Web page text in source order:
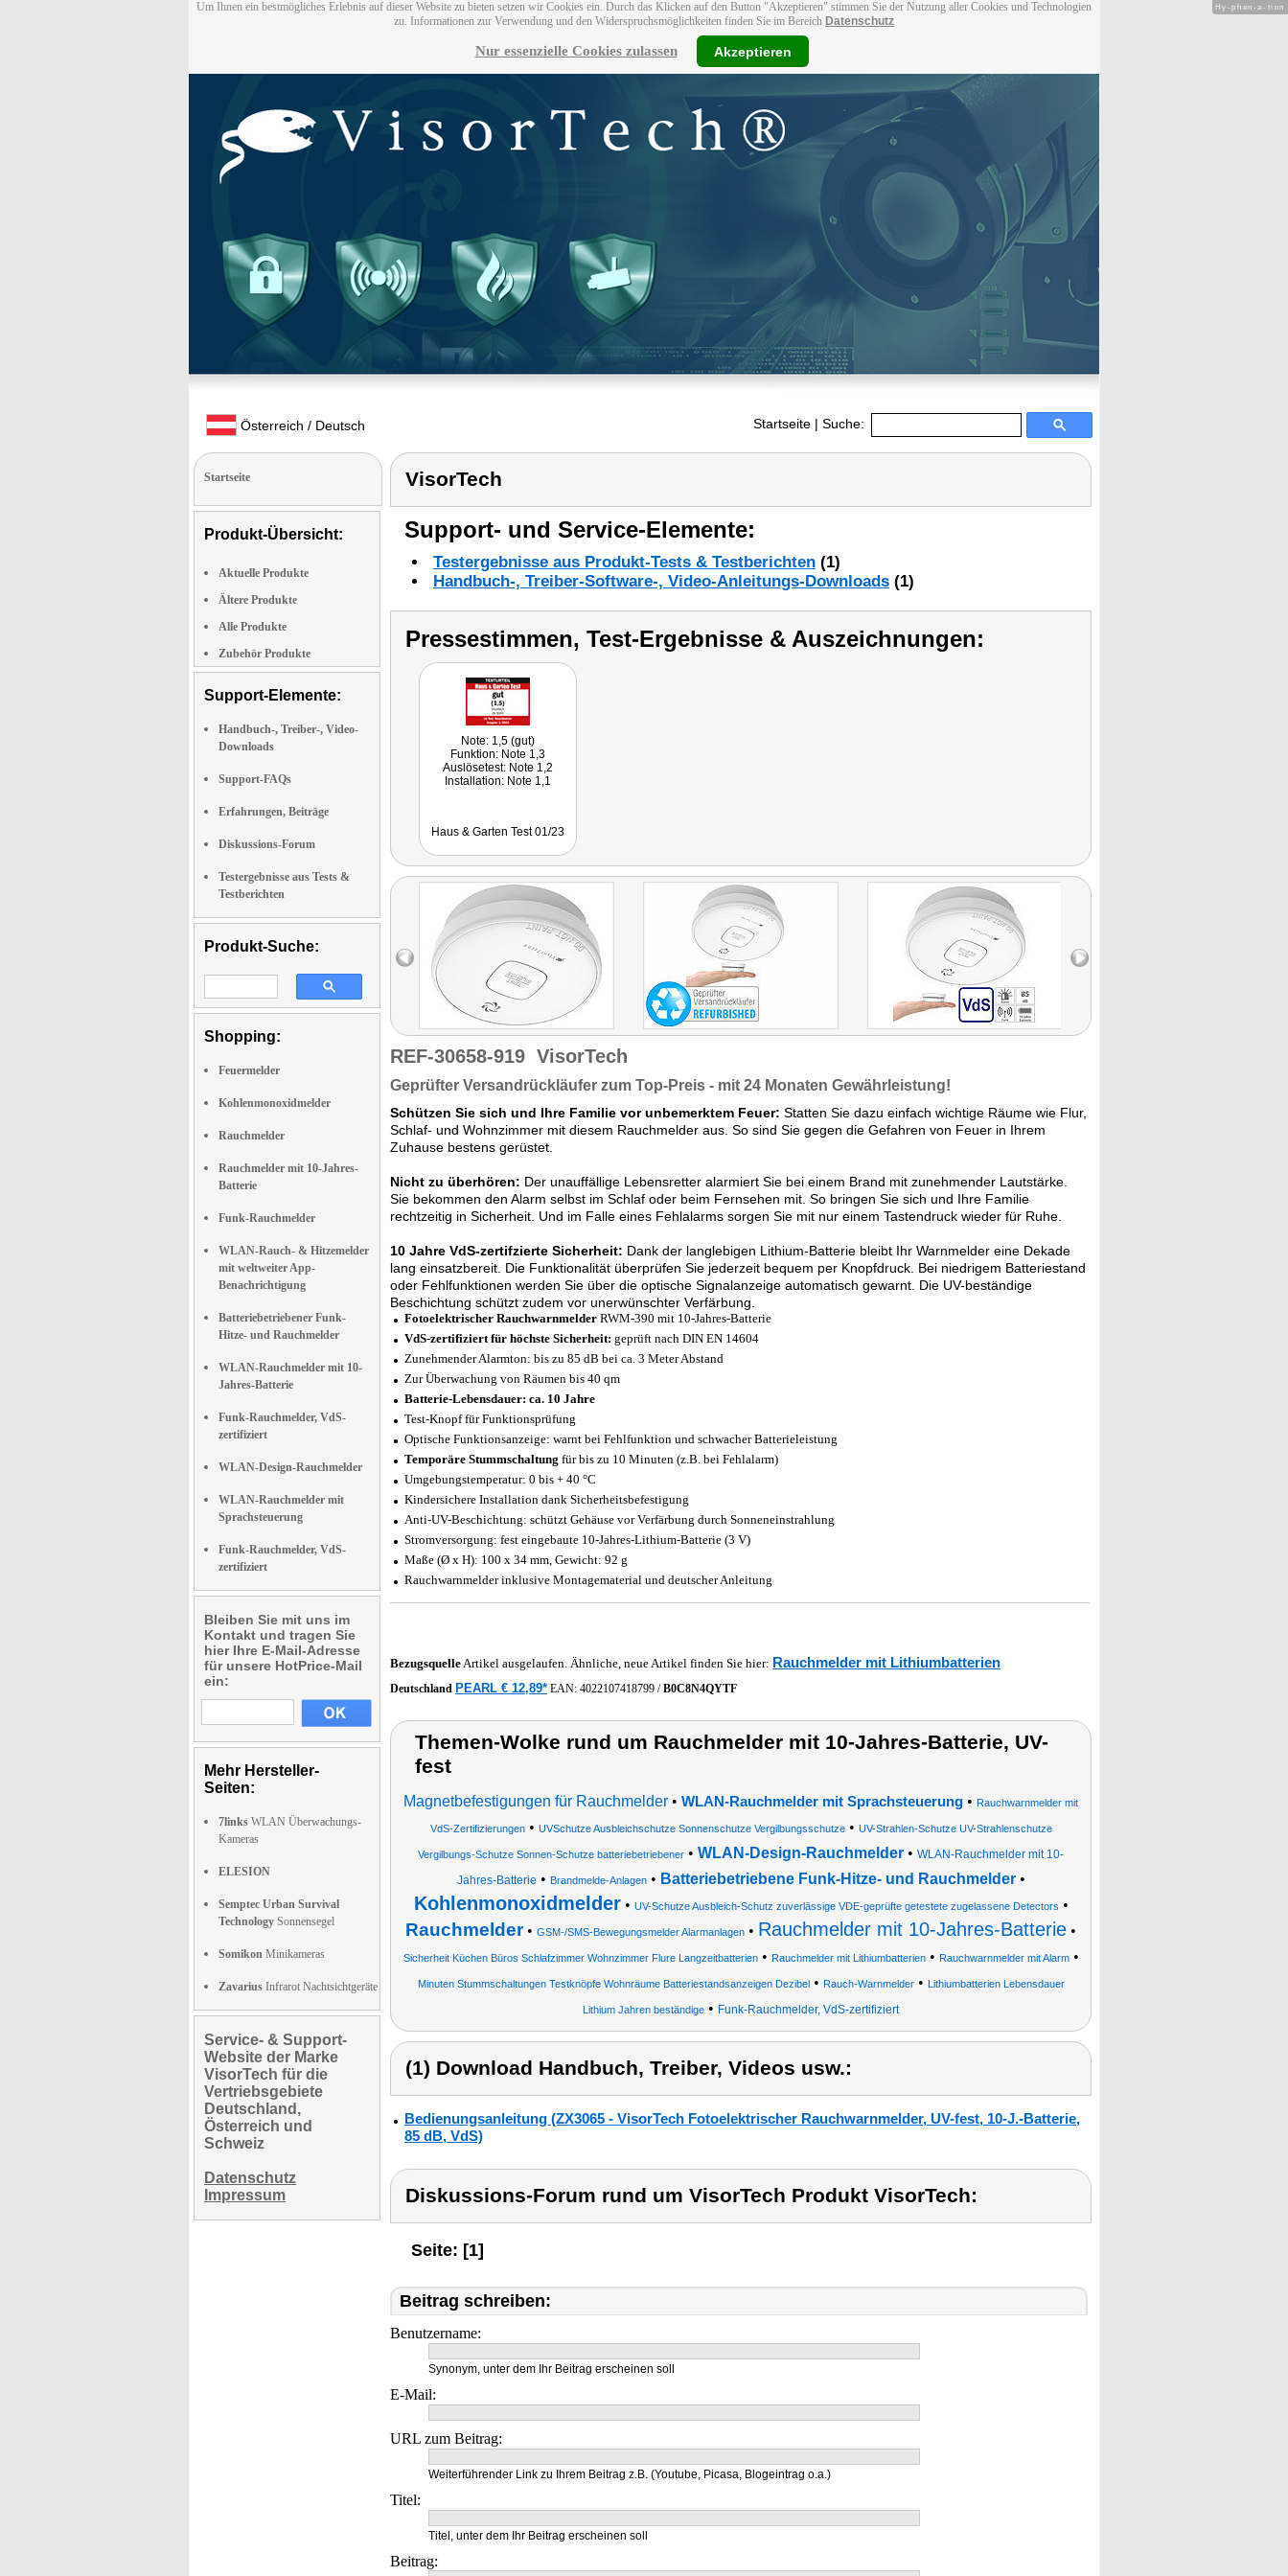
Um Ihnen ein bestmögliches Erlebnis auf dieser Website zu bieten setzen wir Cookies ein. Durch das Klicken auf den Button "Akzeptieren" stimmen Sie der Nutzung aller Cookies und Technologien
zu. Informationen zur Verwendung und den Widerspruchsmöglichkeiten finden Sie im Bereich Datenschutz
Nur essenzielle Cookies zulassen Akzeptieren
Österreich / Deutsch Startseite | Suche:
Startseite
Produkt-Übersicht:
Aktuelle Produkte
Ältere Produkte
Alle Produkte
Zubehör Produkte
Support-Elemente:
Handbuch-, Treiber-, Video-
Downloads
Support-FAQs
Erfahrungen, Beiträge
Diskussions-Forum
Testergebnisse aus Tests &
Testberichten
Produkt-Suche:
Shopping:
Feuermelder
Kohlenmonoxidmelder
Rauchmelder
Rauchmelder mit 10-Jahres-
Batterie
Funk-Rauchmelder
WLAN-Rauch- & Hitzemelder
mit weltweiter App-
Benachrichtigung
Batteriebetriebener Funk-
Hitze- und Rauchmelder
WLAN-Rauchmelder mit 10-
Jahres-Batterie
Funk-Rauchmelder, VdS-
zertifiziert
WLAN-Design-Rauchmelder
WLAN-Rauchmelder mit
Sprachsteuerung
Funk-Rauchmelder, VdS-
zertifiziert
Bleiben Sie mit uns im
Kontakt und tragen Sie
hier Ihre E-Mail-Adresse
für unsere HotPrice-Mail
ein:
Mehr Hersteller-
Seiten:
7links WLAN Überwachungs-
Kameras
ELESION
Semptec Urban Survival
Technology Sonnensegel
Somikon Minikameras
Zavarius Infrarot Nachtsichtgeräte
Service- & Support-
Website der Marke
VisorTech für die
Vertriebsgebiete
Deutschland,
Österreich und
Schweiz
Datenschutz
Impressum
VisorTech
Support- und Service-Elemente:
Testergebnisse aus Produkt-Tests & Testberichten (1)
Handbuch-, Treiber-Software-, Video-Anleitungs-Downloads (1)
Pressestimmen, Test-Ergebnisse & Auszeichnungen:
Note: 1,5 (gut)
Funktion: Note 1,3
Auslösetest: Note 1,2
Installation: Note 1,1
Haus & Garten Test 01/23
REF-30658-919 VisorTech
Geprüfter Versandrückläufer zum Top-Preis - mit 24 Monaten Gewährleistung!
Schützen Sie sich und Ihre Familie vor unbemerktem Feuer: Statten Sie dazu einfach wichtige Räume wie Flur,
Schlaf- und Wohnzimmer mit diesem Rauchmelder aus. So sind Sie gegen die Gefahren von Feuer in Ihrem
Zuhause bestens gerüstet.
Nicht zu überhören: Der unauffällige Lebensretter alarmiert Sie bei einem Brand mit zunehmender Lautstärke.
Sie bekommen den Alarm selbst im Schlaf oder beim Fernsehen mit. So bringen Sie sich und Ihre Familie
rechtzeitig in Sicherheit. Und im Falle eines Fehlalarms sorgen Sie mit nur einem Tastendruck wieder für Ruhe.
10 Jahre VdS-zertifzierte Sicherheit: Dank der langlebigen Lithium-Batterie bleibt Ihr Warnmelder eine Dekade
lang einsatzbereit. Die Funktionalität überprüfen Sie jederzeit bequem per Knopfdruck. Bei niedrigem Batteriestand
oder Fehlfunktionen werden Sie über die optische Signalanzeige automatisch gewarnt. Die UV-beständige
Beschichtung schützt zudem vor unerwünschter Verfärbung.
Fotoelektrischer Rauchwarnmelder RWM-390 mit 10-Jahres-Batterie
VdS-zertifiziert für höchste Sicherheit: geprüft nach DIN EN 14604
Zunehmender Alarmton: bis zu 85 dB bei ca. 3 Meter Abstand
Zur Überwachung von Räumen bis 40 qm
Batterie-Lebensdauer: ca. 10 Jahre
Test-Knopf für Funktionsprüfung
Optische Funktionsanzeige: warnt bei Fehlfunktion und schwacher Batterieleistung
Temporäre Stummschaltung für bis zu 10 Minuten (z.B. bei Fehlalarm)
Umgebungstemperatur: 0 bis + 40 °C
Kindersichere Installation dank Sicherheitsbefestigung
Anti-UV-Beschichtung: schützt Gehäuse vor Verfärbung durch Sonneneinstrahlung
Stromversorgung: fest eingebaute 10-Jahres-Lithium-Batterie (3 V)
Maße (Ø x H): 100 x 34 mm, Gewicht: 92 g
Rauchwarnmelder inklusive Montagematerial und deutscher Anleitung
BezugsquelleArtikel ausgelaufen. Ähnliche, neue Artikel finden Sie hier: Rauchmelder mit Lithiumbatterien
Deutschland PEARL € 12,89* EAN: 4022107418799 /B0C8N4QYTF
Themen-Wolke rund um Rauchmelder mit 10-Jahres-Batterie, UV-
fest
Magnetbefestigungen für Rauchmelder • WLAN-Rauchmelder mit Sprachsteuerung • Rauchwarnmelder mit
VdS-Zertifizierungen• UVSchutze Ausbleichschutze Sonnenschutze Vergilbungsschutze• UV-Strahlen-Schutze UV-Strahlenschutze
Vergilbungs-Schutze Sonnen-Schutze batteriebetriebener • WLAN-Design-Rauchmelder • WLAN-Rauchmelder mit 10-
Jahres-Batterie • Brandmelde-Anlagen• Batteriebetriebene Funk-Hitze- und Rauchmelder•
Kohlenmonoxidmelder• UV-Schutze Ausbleich-Schutz zuverlässige VDE-geprüfte getestete zugelassene Detectors •
Rauchmelder• GSM-/SMS-Bewegungsmelder Alarmanlagen • Rauchmelder mit 10-Jahres-Batterie •
Sicherheit Küchen Büros Schlafzimmer Wohnzimmer Flure Langzeitbatterien• Rauchmelder mit Lithiumbatterien• Rauchwarnmelder mit Alarm•
Minuten Stummschaltungen Testknöpfe Wohnräume Batteriestandsanzeigen Dezibel• Rauch-Warnmelder• Lithiumbatterien Lebensdauer
Lithium Jahren beständige • Funk-Rauchmelder, VdS-zertifiziert
(1) Download Handbuch, Treiber, Videos usw.:
Bedienungsanleitung (ZX3065 - VisorTech Fotoelektrischer Rauchwarnmelder, UV-fest, 10-J.-Batterie,
85 dB, VdS)
Diskussions-Forum rund um VisorTech Produkt VisorTech:
Seite: [1]
Beitrag schreiben:
Benutzername:
Synonym, unter dem Ihr Beitrag erscheinen soll
E-Mail:
URL zum Beitrag:
Weiterführender Link zu Ihrem Beitrag z.B. (Youtube, Picasa, Blogeintrag o.a.)
Titel:
Titel, unter dem Ihr Beitrag erscheinen soll
Beitrag:
Hy-phen-a-tion